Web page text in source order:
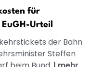
für
Urteil
der Bahn
Steffen